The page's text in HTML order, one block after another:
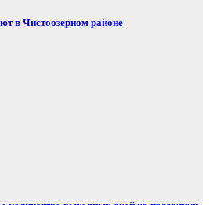
в Чистоозерном районе